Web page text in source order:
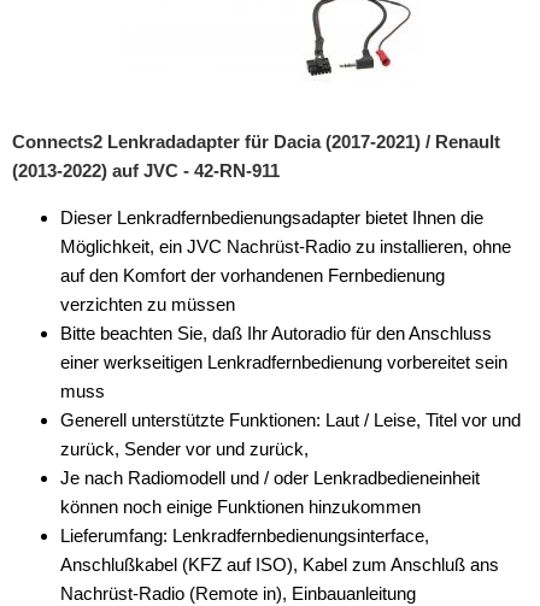
Antennenstecker
Antennenverstärker
Antennenzubehör
Bluetooth
CAN-BUS-Adapter
Cinch-Kabel
DAB+
Entriegelung
Connects2 Lenkradadapter für Dacia (2017-2021) / Renault
(2013-2022) auf JVC - 42-RN-911
Dieser Lenkradfernbedienungsadapter bietet Ihnen die
Möglichkeit, ein JVC Nachrüst-Radio zu installieren, ohne
auf den Komfort der vorhandenen Fernbedienung
verzichten zu müssen
Bitte beachten Sie, daß Ihr Autoradio für den Anschluss
einer werkseitigen Lenkradfernbedienung vorbereitet sein
muss
Generell unterstützte Funktionen: Laut / Leise, Titel vor und
zurück, Sender vor und zurück,
Je nach Radiomodell und / oder Lenkradbedieneinheit
können noch einige Funktionen hinzukommen
Lieferumfang: Lenkradfernbedienungsinterface,
Anschlußkabel (KFZ auf ISO), Kabel zum Anschluß ans
Nachrüst-Radio (Remote in), Einbauanleitung